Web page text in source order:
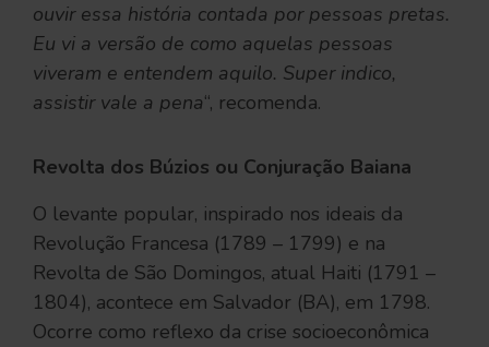
ouvir essa história contada por pessoas pretas.
Eu vi a versão de como aquelas pessoas
viveram e entendem aquilo. Super indico,
assistir vale a pena“, recomenda.
Revolta dos Búzios ou Conjuração Baiana
O levante popular, inspirado nos ideais da
Revolução Francesa (1789 – 1799) e na
Revolta de São Domingos, atual Haiti (1791 –
1804), acontece em Salvador (BA), em 1798.
Ocorre como reflexo da crise socioeconômica